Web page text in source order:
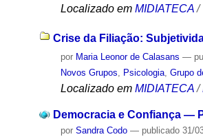
Localizado em MIDIATECA /
Crise da Filiação:
por Maria Leonor de Calasans —
Novos Grupos
Psicologia ,Grupo
Localizado em MIDIATECA /
Democracia e Confiança —
porSandra Codo — publicado 31/